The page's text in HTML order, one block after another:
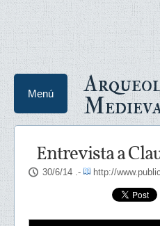
Menú
Entrevista a
30/6/14 .- http://